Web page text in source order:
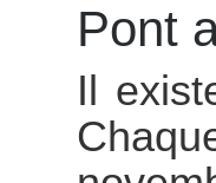
Pont
Il